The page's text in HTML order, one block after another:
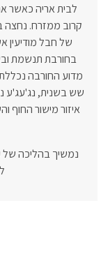
לבית אריה כאשר
של חבל מודיעין
בחורבת תנשמת
מדוע החורבה
שש בשנית, נג'עג'ע
איזור מישור
נמשיך בהליכה של